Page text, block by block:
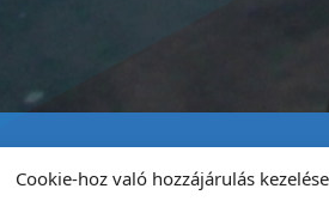
Cookie-hoz való hozzájárulás kezelése
Tata Város